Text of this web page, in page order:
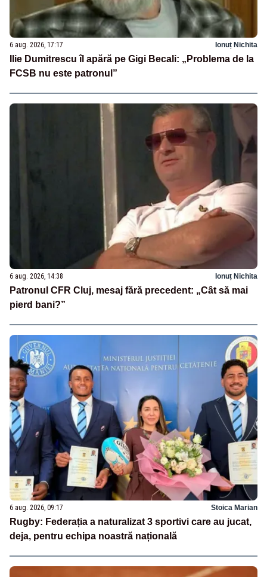
6 aug. 2026, 17:17 Ionuț Nichita
Ilie Dumitrescu îl apără pe Gigi Becali: „Problema de la
FCSB nu este patronul”
6 aug. 2026, 14:38 Ionuț Nichita
Patronul CFR Cluj, mesaj fără precedent: „Cât să mai
pierd bani?”
6 aug. 2026, 09:17 Stoica Marian
Rugby: Federația a naturalizat 3 sportivi care au jucat,
deja, pentru echipa noastră națională